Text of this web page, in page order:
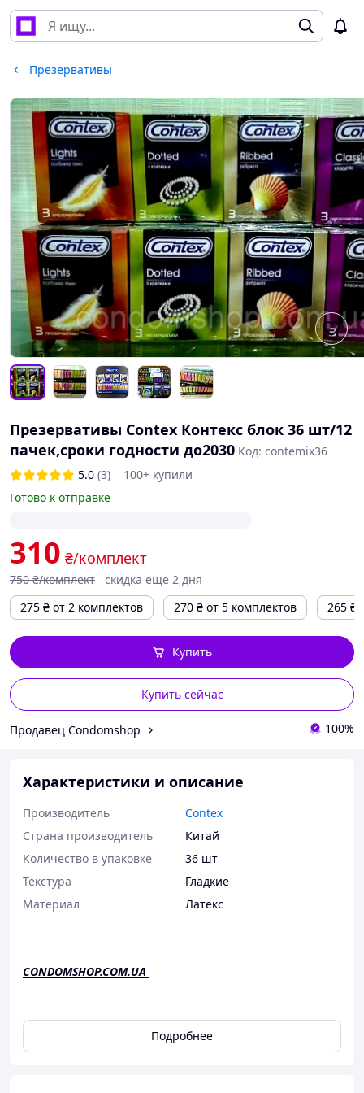
Презервативы
Презервативы Contex Контекс блок 36 шт/12
пачек,сроки годности до2030 Код: contemix36
5.0 (3)
100+ купили
Готово к отправке
310 ₴/комплект
750 ₴/комплект
скидка еще 2 дня
275 ₴ от 2 комплектов 270 ₴ от 5 комплектов 265 ₴
Купить сейчас
Купить
Продавец Condomshop 100%
Характеристики и описание
Производитель
Contex
Страна производитель
Китай
Количество в упаковке
36 шт
Текстура
Гладкие
Материал
Латекс
CONDOMSHOP.COM.UA
Прeзeрвативы ,,Contex"(Контекс) микс 4вида/36 штук/12
Подробнее